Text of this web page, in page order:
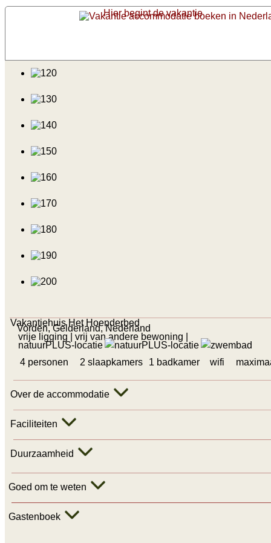
Hier begint de vakantie
Vakantiehuis Het Hoenderbed
Vorden, Gelderland, Nederland
vrije ligging
| vrij van andere bewoning
natuurPLUS-locatie
4 personen
2 slaapkamers 1 badkamer wifi
Over de accommodatie
Faciliteiten
Duurzaamheid
Goed om te weten
Gastenboek